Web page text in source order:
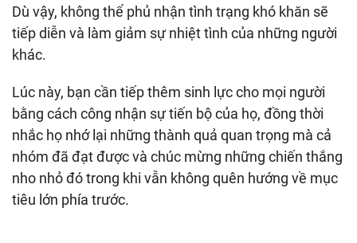
Dù vậy, không thể phủ nhận tình trạng khó khăn sẽ
tiếp diễn và làm giảm sự nhiệt tình của những người
khác.
Lúc này, bạn cần tiếp thêm sinh lực cho mọi người
bằng cách công nhận sự tiến bộ của họ, đồng thời
nhắc họ nhớ lại những thành quả quan trọng mà cả
nhóm đã đạt được và chúc mừng những chiến thắng
nho nhỏ đó trong khi vẫn không quên hướng về mục
tiêu lớn phía trước.